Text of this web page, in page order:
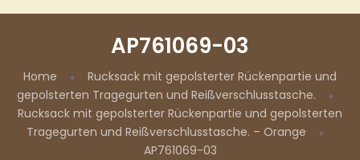
AP761069-03
Home
Rucksack mit gepolsterter Rückenpartie und
gepolsterten Tragegurten und Reißverschlusstasche.
Rucksack mit gepolsterter Rückenpartie und gepolsterten
Tragegurten und Reißverschlusstasche. – Orange
AP761069-03